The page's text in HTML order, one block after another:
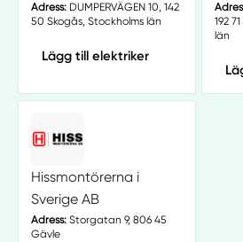
Adress:DUMPERVÄGEN 10, 142
50 Skogås, Stockholms län
Lägg till elektriker
192
län
Hissmontörerna i
Sverige AB
Adress:Storgatan 9, 806 45
Gävle